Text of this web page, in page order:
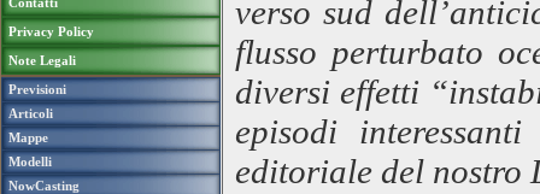
Privacy Policy
Note Legali
Previsioni
Articoli
Mappe
Modelli
NowCasting
verso sud
flusso perturbato
diversi effetti
episodi
editoriale del nostro